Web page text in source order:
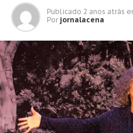
Publicado 2 anos atrás
Por jornalacena